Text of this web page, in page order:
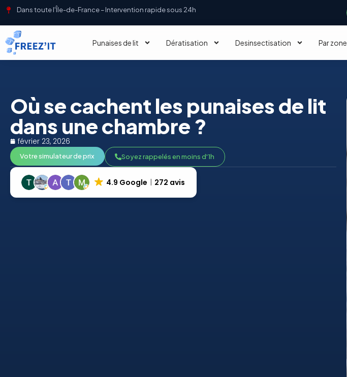
Dans toute l'Île-de-France – Intervention rapide sous 24h
Punaises de lit Dératisation Desinsectisation Par zone
Où se cachent les punaises de lit
dans une chambre ?
février 23, 2026
Votre simulateur de prix Soyez rappelés en moins d'1h
4.9 Google 272 avis